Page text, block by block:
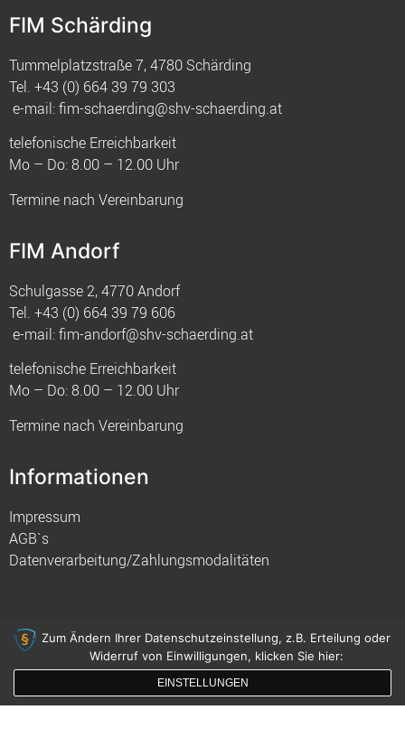
FIM Schärding
Tummelplatzstraße 7, 4780 Schärding
Tel. +43 (0) 664 39 79 303
e-mail:fim-schaerding@shv-schaerding.at
telefonische Erreichbarkeit
Mo – Do: 8.00 – 12.00 Uhr
Termine nach Vereinbarung
FIM Andorf
Schulgasse 2, 4770 Andorf
Tel. +43 (0) 664 39 79 606
e-mail:fim-andorf@shv-schaerding.at
telefonische Erreichbarkeit
Mo – Do: 8.00 – 12.00 Uhr
Termine nach Vereinbarung
Informationen
Impressum
AGB`s
Datenverarbeitung/Zahlungsmodalitäten
© 2021 FIM
gemacht mit von innDesign
Zum Ändern Ihrer Datenschutzeinstellung, z.B. Erteilung oder
Widerruf von Einwilligungen, klicken Sie hier:
EINSTELLUNGEN